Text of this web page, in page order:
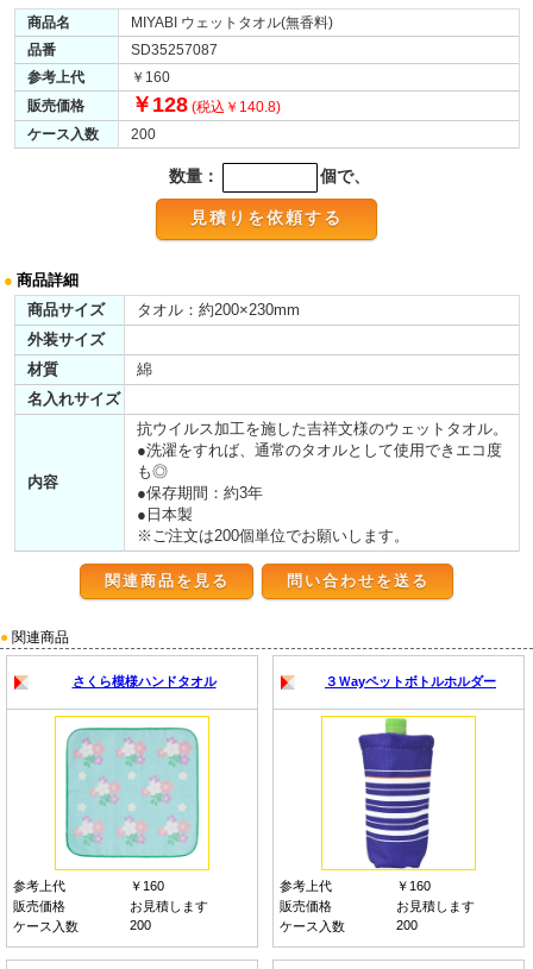
商品名
MIYABI ウェットタオル(無香料)
品番
SD35257087
参考上代
￥160
販売価格
￥128 (税込￥140.8)
ケース入数
200
数量： 個で、
● 商品詳細
商品サイズ
タオル：約200×230mm
外装サイズ
材質
綿
名入れサイズ
内容
抗ウイルス加工を施した吉祥文様のウェットタオル。
●洗濯をすれば、通常のタオルとして使用できエコ度
も◎
●保存期間：約3年
●日本製
※ご注文は200個単位でお願いします。
関連商品を見る
● 関連商品
さくら模様ハンドタオル
参考上代
￥160
販売価格
お見積します
ケース入数
200
３Ｗayペットボトルホルダー
参考上代
￥160
販売価格
お見積します
ケース入数
200